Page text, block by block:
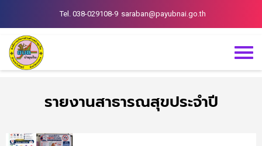
Tel. 038-029108-9 saraban@payubnai.go.th
รายงานสาธารณสุขประจำปี